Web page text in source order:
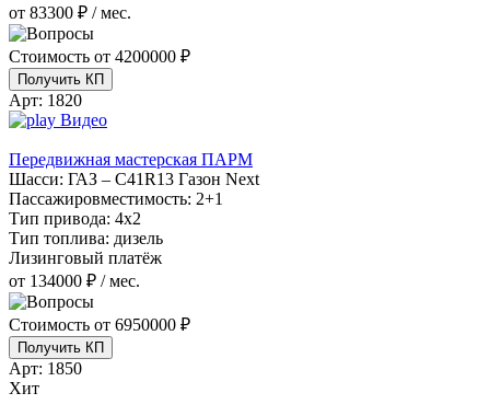
от 83300 ₽ / мес.
Стоимость от 4200000 ₽
Получить КП
Арт: 1820
Видео
Передвижная мастерская ПАРМ
Шасси: ГАЗ – С41R13 Газон Next
Пассажировместимость: 2+1
Тип привода: 4х2
Тип топлива: дизель
Лизинговый платёж
от 134000 ₽ / мес.
Стоимость от 6950000 ₽
Получить КП
Арт: 1850
Хит